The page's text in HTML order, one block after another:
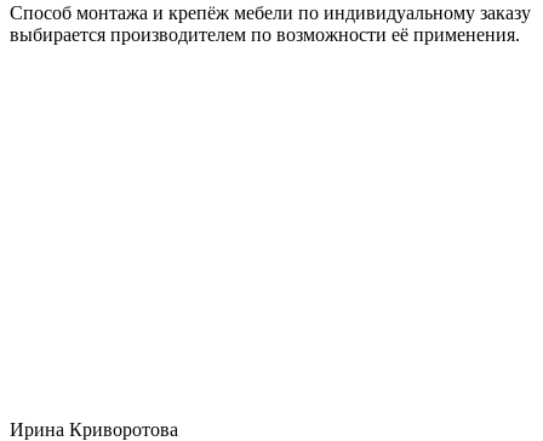
Способ монтажа и крепёж мебели по индивидуальному заказу
выбирается производителем по возможности её применения.
Ирина Криворотова